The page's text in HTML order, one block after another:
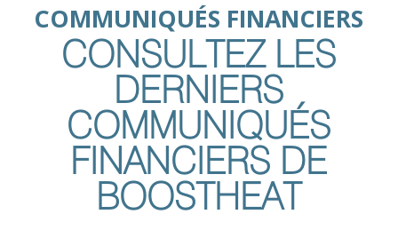
COMMUNIQUÉS FINANCIERS
CONSULTEZ LES
DERNIERS
COMMUNIQUÉS
FINANCIERS DE
BOOSTHEAT